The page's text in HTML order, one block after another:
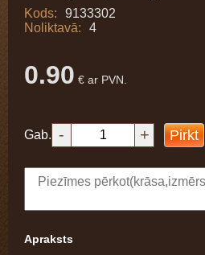
Kods:
9133302
Noliktavā:
4
0.90 € ar PVN.
Gab. - + Pirkt
Apraksts